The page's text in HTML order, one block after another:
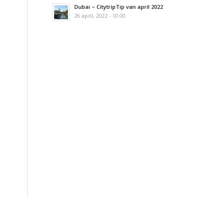
Dubai – CitytripTip van april 2022
26 april, 2022 - 10:00